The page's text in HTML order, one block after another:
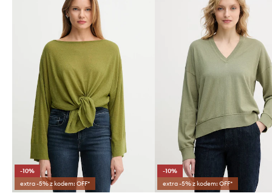
-10%
extra -5% z kodem: OFF*
-10%
extra -5% z kodem: OFF*